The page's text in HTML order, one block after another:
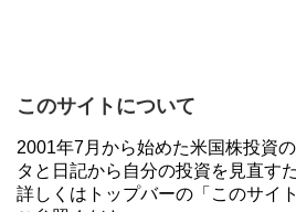
このサイトについて
2001年7月から始めた米国株投資
タと日記から自分の投資を見直す
詳しくはトップバーの「このサイ